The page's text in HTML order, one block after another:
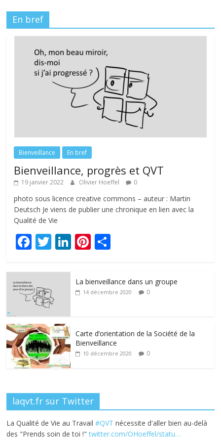
En bref
Bienveillance En bref
Bienveillance, progrès et QVT
19 janvier 2022 Olivier Hoeffel 0
photo sous licence creative commons – auteur : Martin
Deutsch Je viens de publier une chronique en lien avec la
Qualité de Vie
F
e
b
o
o
k
T
itt
er
Li
e
Pi
e g
La bienveillance dans un groupe
14 décembre 2020 0
Carte d’orientation de la Société de la
Bienveillance
10 décembre 2020 0
laqvt.fr sur Twitter
La Qualité de Vie au Travail#QVT nécessite d'aller bien au-delà
des "Prends soin de toi !"twitter.com/OHoeffel/statu…